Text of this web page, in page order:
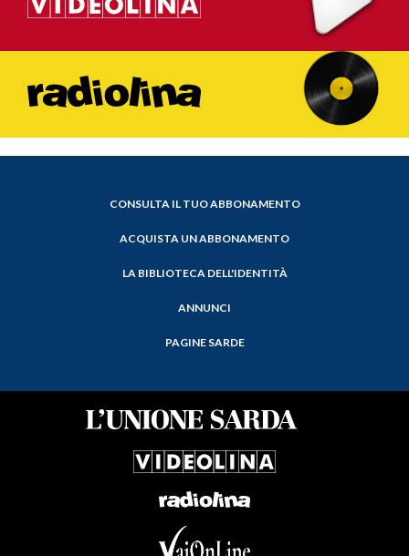
CONSULTA IL TUO ABBONAMENTO
ACQUISTA UN ABBONAMENTO
LA BIBLIOTECA DELL'IDENTITÀ
ANNUNCI
PAGINE SARDE